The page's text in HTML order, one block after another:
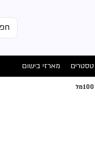
טסטרים מארזי בישום